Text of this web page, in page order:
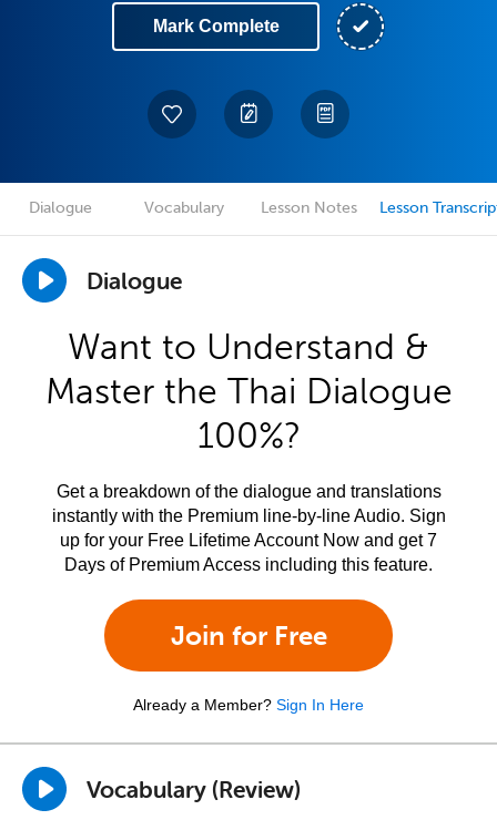
Mark Complete
Dialogue Vocabulary Lesson Notes Lesson
Dialogue
Want to Understand &
Master the Thai Dialogue
100%?
Get a breakdown of the dialogue and translations
instantly with the Premium line-by-line Audio. Sign
up for your Free Lifetime Account Now and get 7
Days of Premium Access including this feature.
Join for Free
Already a Member? Sign In Here
Vocabulary (Review)